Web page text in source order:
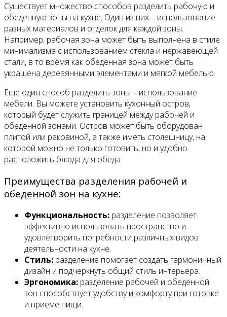
Существует множество способов разделить рабочую и
обеденную зоны на кухне. Один из них – использование
разных материалов и отделок для каждой зоны.
Например, рабочая зона может быть выполнена в стиле
минимализма с использованием стекла и нержавеющей
стали, в то время как обеденная зона может быть
украшена деревянными элементами и мягкой мебелью.
Еще один способ разделить зоны – использование
мебели. Вы можете установить кухонный остров,
который будет служить границей между рабочей и
обеденной зонами. Остров может быть оборудован
плитой или раковиной, а также иметь столешницу, на
которой можно не только готовить, но и удобно
расположить блюда для обеда.
Преимущества разделения рабочей и
обеденной зон на кухне:
Функциональность: разделение позволяет
эффективно использовать пространство и
удовлетворить потребности различных видов
деятельности на кухне.
Стиль: разделение помогает создать гармоничный
дизайн и подчеркнуть общий стиль интерьера.
Эргономика: разделение рабочей и обеденной
зон способствует удобству и комфорту при готовке
и приеме пищи.